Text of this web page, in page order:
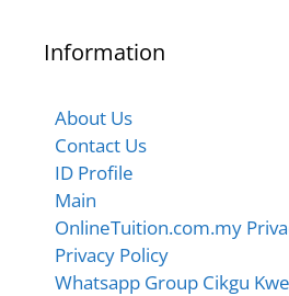
Information
About Us
Contact Us
ID Profile
Main
OnlineTuition.com.my
Privacy Policy
Whatsapp Group Cikgu